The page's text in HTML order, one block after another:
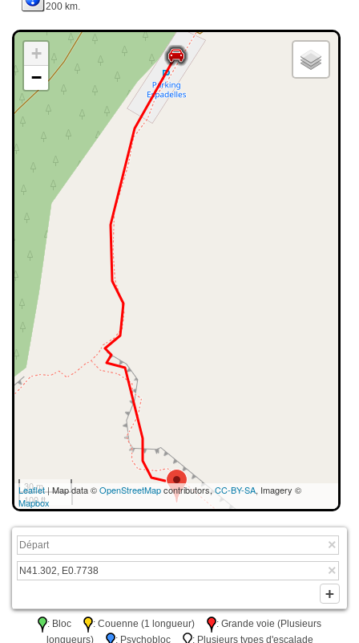
200 km.
+
−
30 m
100 ft
Leaflet| Map data ©OpenStreetMapcontributors,CC-BY-SA, Imagery ©
Mapbox
: Bloc : Couenne (1 longueur)
: Grande voie (Plusieurs
longueurs)
: Psychobloc : Plusieurs types d'escalade